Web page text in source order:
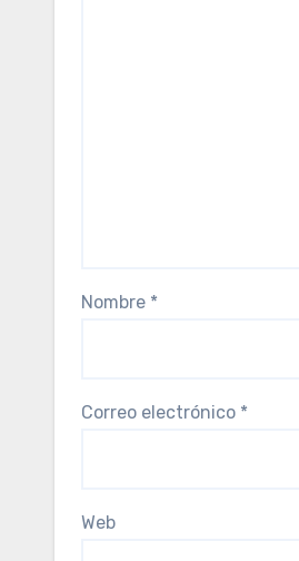
Nombre *
Correo electrónico *
Web